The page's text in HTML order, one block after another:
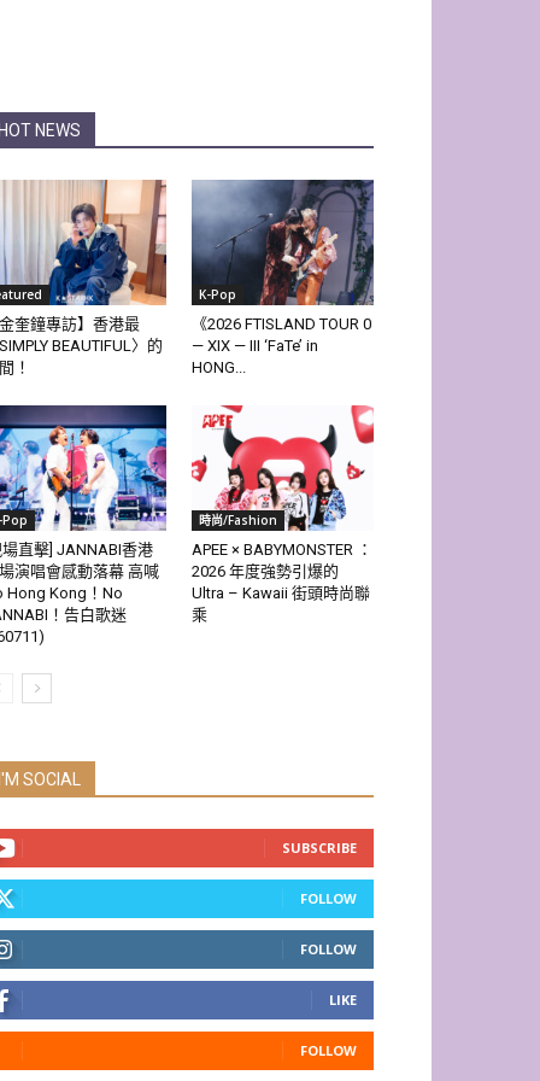
HOT NEWS
金奎鐘專訪】香港最
SIMPLY BEAUTIFUL〉的
！
K-Pop
《2026 FTISLAND TOUR 0
— XIX — III ‘FaTe’ in
HONG...
Pop
場直擊] JANNABI香港
演唱會感動落幕 高喊
Hong Kong！No
！告白歌迷
時尚/Fashion
APEE × BABYMONSTER ：
2026 年度強勢引爆的
Ultra – Kawaii 街頭時尚聯
乘
I'M SOCIAL
SUBSCRIBE
FOLLOW
FOLLOW
LIKE
FOLLOW